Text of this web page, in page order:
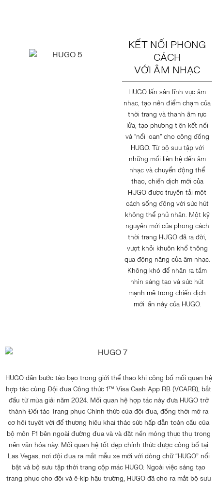
KẾT NỐI PHONG
CÁCH
VỚI ÂM NHẠC
HUGO lấn sân lĩnh vực âm
nhạc, tạo nên điểm chạm của
thời trang và thanh âm rực
lửa, tạo phương tiện kết nối
và “nổi loạn” cho cộng đồng
HUGO. Từ bộ sưu tập với
những mối liên hệ đến âm
nhạc và chuyển động thể
thao, chiến dịch mới của
HUGO được truyền tải một
cách sống động với sức hút
không thể phủ nhận. Một kỷ
nguyên mới của phong cách
thời trang HUGO đã ra đời,
vượt khỏi khuôn khổ thông
qua động năng của âm nhạc.
Không khó để nhận ra tầm
nhìn sáng tạo và sức hút
mạnh mẽ trong chiến dịch
mới lần này của HUGO.
HUGO dấn bước táo bạo trong giới thể thao khi công bố mối quan hệ
hợp tác cùng Đội đua Công thức 1™ Visa Cash App RB (VCARB), bắt
đầu từ mùa giải năm 2024. Mối quan hệ hợp tác này đưa HUGO trở
thành Đối tác Trang phục Chính thức của đội đua, đồng thời mở ra
cơ hội tuyệt vời để thương hiệu khai thác sức hấp dẫn toàn cầu của
bộ môn F1 bên ngoài đường đua và và đặt nền móng thực thụ trong
nền văn hóa này. Mối quan hệ tốt đẹp chính thức được công bố tại
Las Vegas, nơi đội đua ra mắt mẫu xe mới với dòng chữ “HUGO” nổi
bật và bộ sưu tập thời trang cộp mác HUGO. Ngoài việc sáng tạo
trang phục cho đội và ê-kíp hậu trường, HUGO đã cho ra mắt bộ sưu